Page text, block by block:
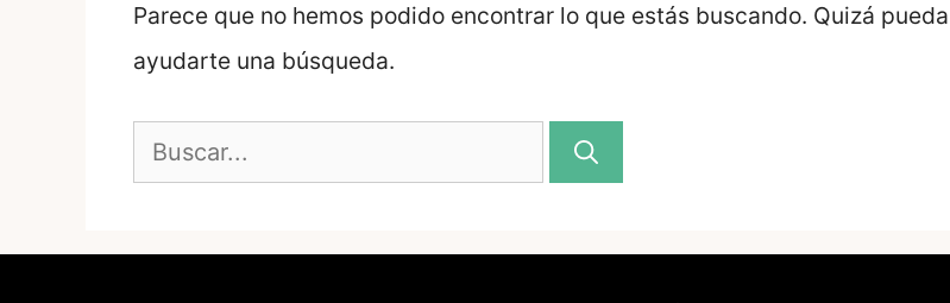
Parece que no hemos podido encontrar lo que estás buscando. Quizá pueda
ayudarte una búsqueda.